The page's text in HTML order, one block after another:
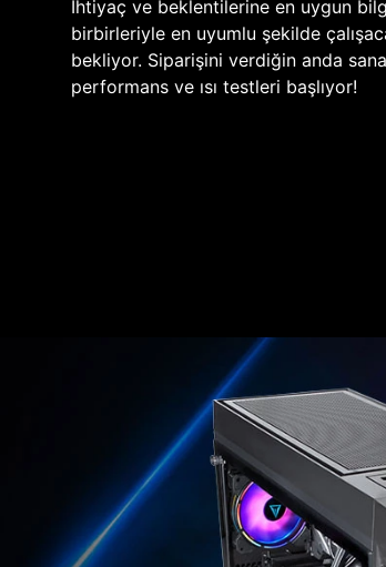
İhtiyaç ve beklentilerine en uygun
birbirleriyle en uyumlu şekilde
bekliyor. Siparişini verdiğin anda
performans ve ısı testleri başlıyor!